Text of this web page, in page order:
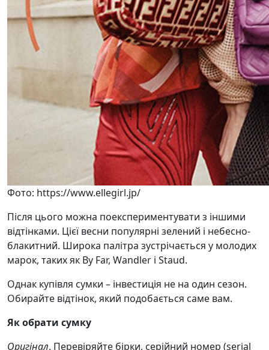
Фото: https://www.ellegirl.jp/
Після цього можна поекспериментувати з іншими
відтінками. Цієї весни популярні зелений і небесно-
блакитний. Широка палітра зустрічається у молодих
марок, таких як By Far, Wandler і Staud.
Однак купівля сумки – інвестиція не на один сезон.
Обирайте відтінок, який подобається саме вам.
Як обрати сумку
Оригінал. Перевіряйте бірки, серійний номер (serial